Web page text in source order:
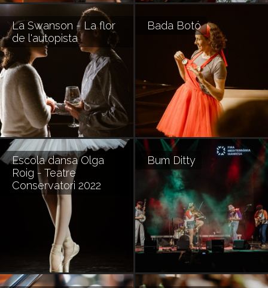
La Swanson - La flor
de l'autopista
Bada Botó
Escola dansa Olga
Roig - Teatre
Conservatori 2022
Bum Ditty